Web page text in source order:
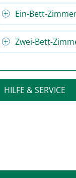
Ein-Bett-
Zwei-Bett-
HILFE & SERVICE